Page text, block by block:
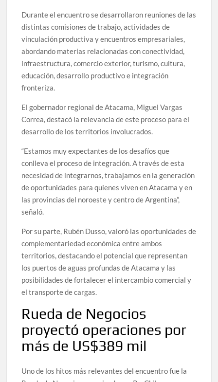
Durante el encuentro se desarrollaron reuniones de las
distintas comisiones de trabajo, actividades de
vinculación productiva y encuentros empresariales,
abordando materias relacionadas con conectividad,
infraestructura, comercio exterior, turismo, cultura,
educación, desarrollo productivo e integración
fronteriza.
El gobernador regional de Atacama, Miguel Vargas
Correa, destacó la relevancia de este proceso para el
desarrollo de los territorios involucrados.
“Estamos muy expectantes de los desafíos que
conlleva el proceso de integración. A través de esta
necesidad de integrarnos, trabajamos en la generación
de oportunidades para quienes viven en Atacama y en
las provincias del noroeste y centro de Argentina”,
señaló.
Por su parte, Rubén Dusso, valoró las oportunidades de
complementariedad económica entre ambos
territorios, destacando el potencial que representan
los puertos de aguas profundas de Atacama y las
posibilidades de fortalecer el intercambio comercial y
el transporte de cargas.
Rueda de Negocios
proyectó operaciones por
más de US$389 mil
Uno de los hitos más relevantes del encuentro fue la